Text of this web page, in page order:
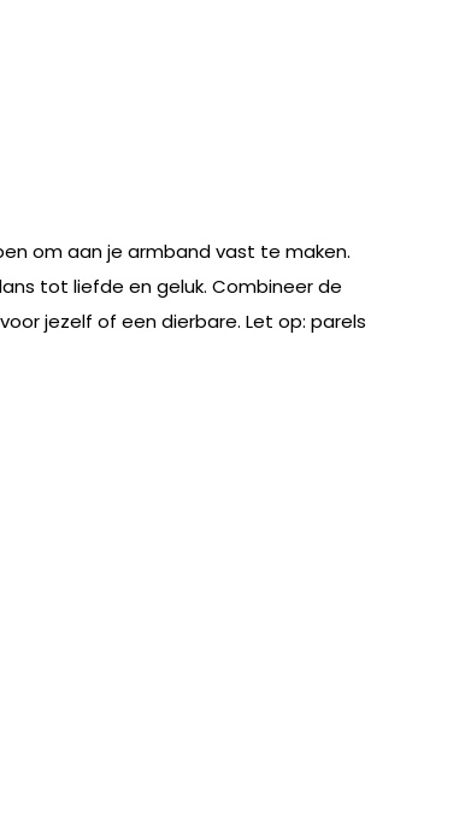
om aan je armband vast te maken.
tot liefde en geluk. Combineer de
jezelf of een dierbare. Let op: parels